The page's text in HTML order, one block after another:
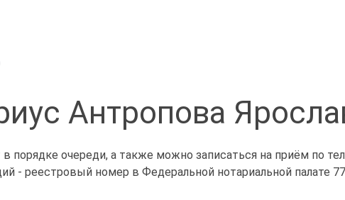
Антропова
порядке очереди, а также можно записаться на приём по
- реестровый номер в Федеральной нотариальной палате